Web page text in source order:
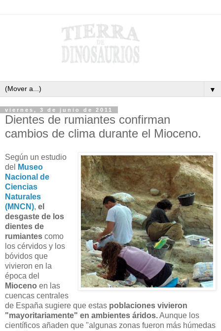
▼
viernes, 3 de junio de 2011
Dientes de rumiantes confirman
cambios de clima durante el Mioceno.
Según un estudio
del
Museo
Nacional de
Ciencias
Naturales
(MNCN), el
desgaste de los
dientes de
rumiantes como
los cérvidos y los
bóvidos que
vivieron en la
época del
Mioceno en las
cuencas centrales
de España sugiere que estas poblaciones vivieron
"mayoritariamente" en ambientes áridos.Aunque los
científicos añaden que "algunas zonas fueron más húmedas